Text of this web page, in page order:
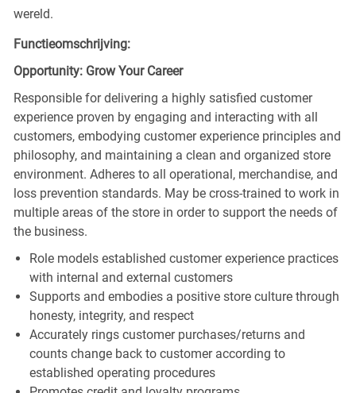
wereld.
Functieomschrijving:
Opportunity: Grow Your Career
Responsible for delivering a highly satisfied customer
experience proven by engaging and interacting with all
customers, embodying customer experience principles and
philosophy, and maintaining a clean and organized store
environment. Adheres to all operational, merchandise, and
loss prevention standards. May be cross-trained to work in
multiple areas of the store in order to support the needs of
the business.
Role models established customer experience practices
with internal and external customers
Supports and embodies a positive store culture through
honesty, integrity, and respect
Accurately rings customer purchases/returns and
counts change back to customer according to
established operating procedures